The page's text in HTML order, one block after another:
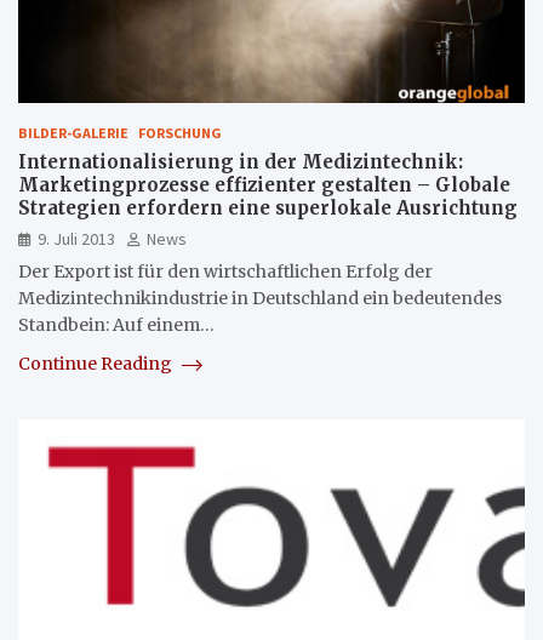
BILDER-GALERIE FORSCHUNG
Internationalisierung in der Medizintechnik:
Marketingprozesse effizienter gestalten – Globale
Strategien erfordern eine superlokale Ausrichtung
9. Juli 2013
News
Der Export ist für den wirtschaftlichen Erfolg der
Medizintechnikindustrie in Deutschland ein bedeutendes
Standbein: Auf einem…
Continue Reading